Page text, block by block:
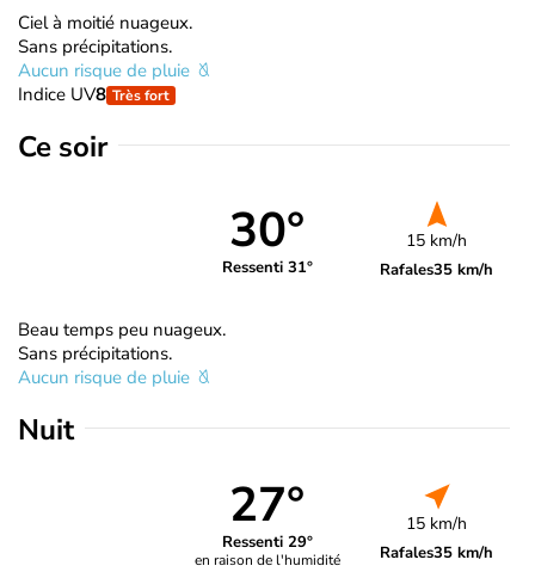
Ciel à moitié nuageux.
Sans précipitations.
Aucun risque de pluie
Indice UV8 Très fort
Ce soir
30°
Ressenti 31°
15 km/h
Rafales35 km/h
Beau temps peu nuageux.
Sans précipitations.
Aucun risque de pluie
Nuit
27°
Ressenti 29°
en raison de l'humidité
15 km/h
Rafales35 km/h